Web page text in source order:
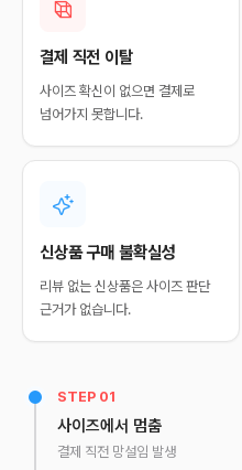
결제 직전 이탈
사이즈 확신이 없으면 결제로
넘어가지 못합니다.
신상품 구매 불확실성
리뷰 없는 신상품은 사이즈 판단
근거가 없습니다.
STEP 01
사이즈에서 멈춤
결제 직전 망설임 발생